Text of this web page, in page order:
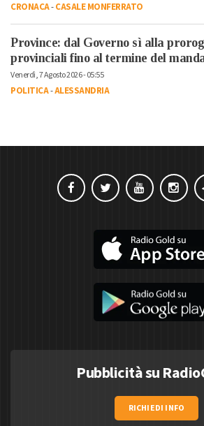
CRONACA-CASALE MONFERRATO
Province: dal Governo sì alla
provinciali fino al termine del
Venerdì, 7 Agosto 2026 - 05:55
POLITICA-ALESSANDRIA
Pubblicità su
RICHIEDI INFO